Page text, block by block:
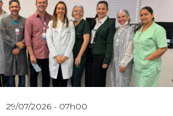
29/07/2026 - 07h00